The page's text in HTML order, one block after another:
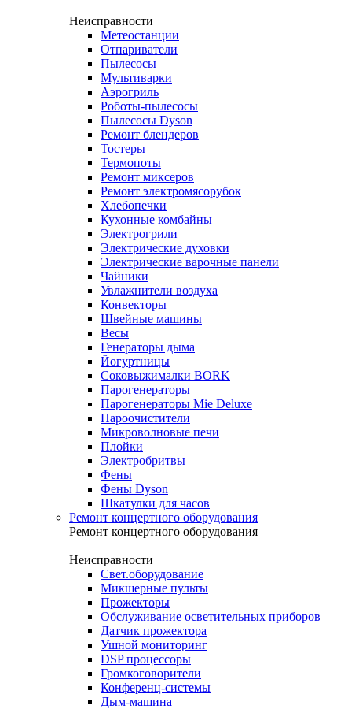
Неисправности
Метеостанции
Отпариватели
Пылесосы
Мультиварки
Аэрогриль
Роботы-пылесосы
Пылесосы Dyson
Ремонт блендеров
Тостеры
Термопоты
Ремонт миксеров
Ремонт электромясорубок
Хлебопечки
Кухонные комбайны
Электрогрили
Электрические духовки
Электрические варочные панели
Чайники
Увлажнители воздуха
Конвекторы
Швейные машины
Весы
Генераторы дыма
Йогуртницы
Соковыжималки BORK
Парогенераторы
Парогенераторы Mie Deluxe
Пароочистители
Микроволновые печи
Плойки
Электробритвы
Фены
Фены Dyson
Шкатулки для часов
Ремонт концертного оборудования
Ремонт концертного оборудования
Неисправности
Свет.оборудование
Микшерные пульты
Прожекторы
Обслуживание осветительных приборов
Датчик прожектора
Ушной мониторинг
DSP процессоры
Громкоговорители
Конференц-системы
Дым-машина